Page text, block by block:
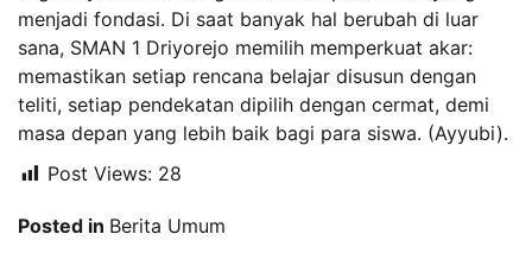
menjadi fondasi. Di saat banyak hal berubah di luar
sana, SMAN 1 Driyorejo memilih memperkuat akar:
memastikan setiap rencana belajar disusun dengan
teliti, setiap pendekatan dipilih dengan cermat, demi
masa depan yang lebih baik bagi para siswa. (Ayyubi).
Post Views: 28
Posted in Berita Umum